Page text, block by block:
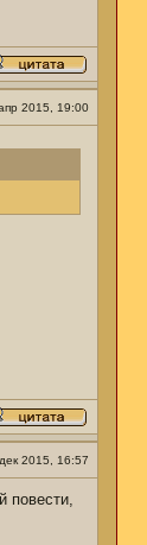
2015, 19:00
2015, 16:57
повести,